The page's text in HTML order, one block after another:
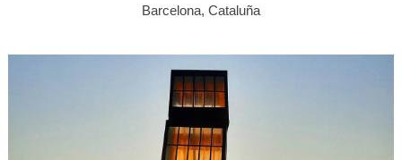
Barcelona, Cataluña